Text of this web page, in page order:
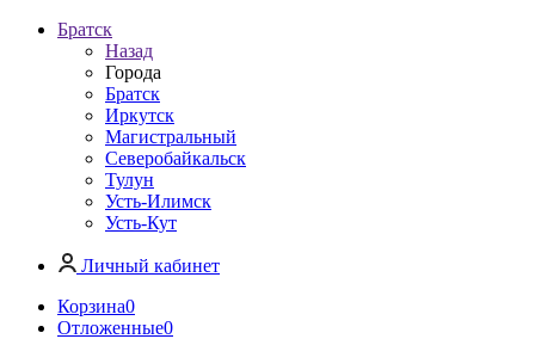
Братск
Назад
Города
Братск
Иркутск
Магистральный
Северобайкальск
Тулун
Усть-Илимск
Усть-Кут
Личный кабинет
Корзина0
Отложенные0